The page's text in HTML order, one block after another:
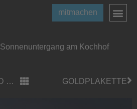
mitmachen
Sonnenuntergang am Kochhof
DIE SCHNECKE UND DAS REH GOLDPLAKETTE